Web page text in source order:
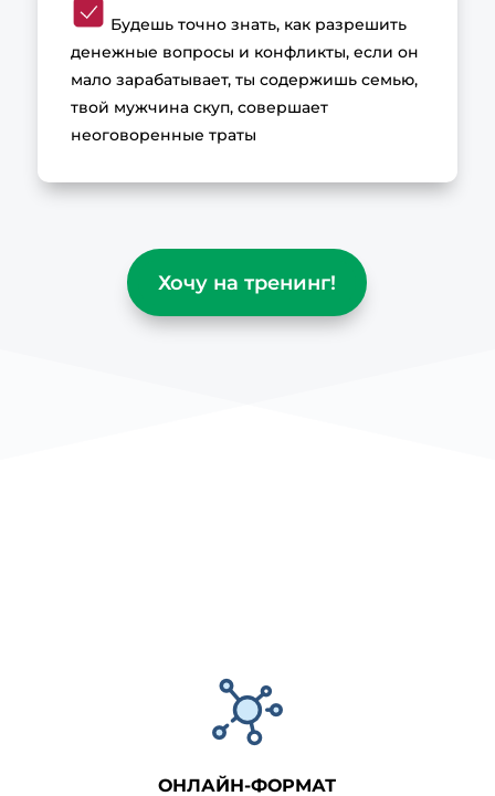
Будешь точно знать, как разрешить
денежные вопросы и конфликты, если он
мало зарабатывает, ты содержишь семью,
твой мужчина скуп, совершает
неоговоренные траты
Хочу на тренинг!
ОНЛАЙН-ФОРМАТ